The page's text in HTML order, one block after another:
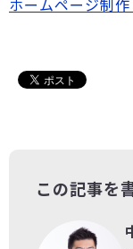
ホームページ制
この記事を